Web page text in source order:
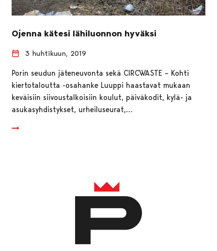
Ojenna kätesi lähiluonnon hyväksi
3 huhtikuun, 2019
Porin seudun jäteneuvonta sekä CIRCWASTE – Kohti
kiertotaloutta -osahanke Luuppi haastavat mukaan
keväisiin siivoustalkoisiin koulut, päiväkodit, kylä- ja
asukasyhdistykset, urheiluseurat,…